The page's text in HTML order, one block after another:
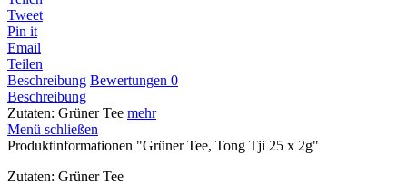
Tweet
Pin it
Email
Teilen
Beschreibung Bewertungen 0
Beschreibung
Zutaten: Grüner Tee mehr
Menü schließen
Produktinformationen "Grüner Tee, Tong Tji 25 x 2g"
Zutaten: Grüner Tee